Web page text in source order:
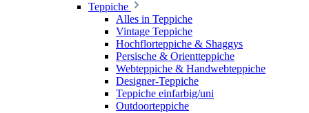
Teppiche
Alles in Teppiche
Vintage Teppiche
Hochflorteppiche & Shaggys
Persische & Orientteppiche
Webteppiche & Handwebteppiche
Designer-Teppiche
Teppiche einfarbig/uni
Outdoorteppiche